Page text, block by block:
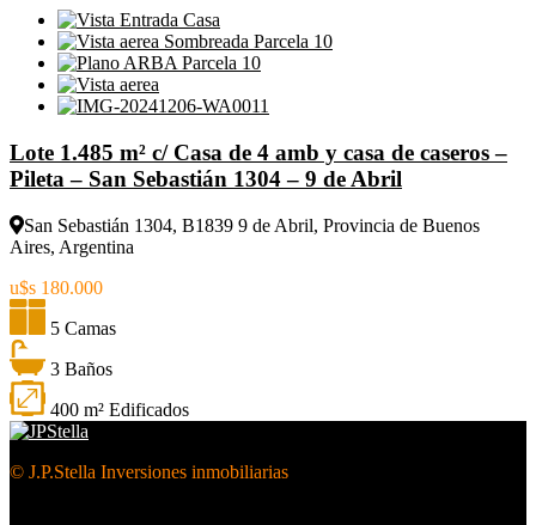
Lote 1.485 m² c/ Casa de 4 amb y casa de caseros –
Pileta – San Sebastián 1304 – 9 de Abril
San Sebastián 1304, B1839 9 de Abril, Provincia de Buenos
Aires, Argentina
u$s 180.000
5 Camas
3 Baños
400 m² Edificados
© J.P.Stella Inversiones inmobiliarias